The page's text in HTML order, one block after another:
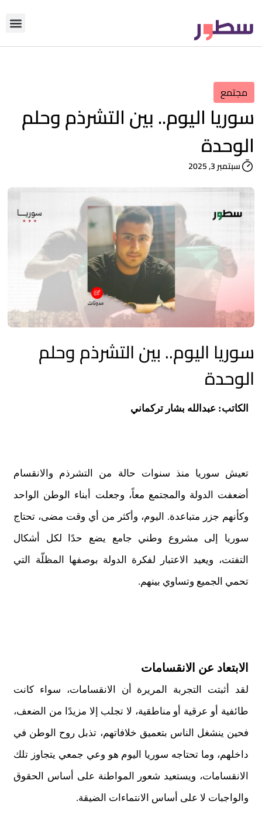
مجتمع
سوريا اليوم.. بين التشرذم وحلم
الوحدة
سبتمبر 3, 2025
سوريا اليوم.. بين التشرذم وحلم
الوحدة
الكاتب: عبدالله بشار تركماني
تعيش سوريا منذ سنوات حالة من التشرذم والانقسام
أضعفت الدولة والمجتمع معاً، وجعلت أبناء الوطن الواحد
وكأنهم جزر متباعدة. اليوم، وأكثر من أي وقت مضى، تحتاج
سوريا إلى مشروع وطني جامع يضع حدًا لكل أشكال
التفتت، ويعيد الاعتبار لفكرة الدولة بوصفها المظلّة التي
تحمي الجميع وتساوي بينهم.
الابتعاد عن الانقسامات
لقد أثبتت التجربة المريرة أن الانقسامات، سواء كانت
طائفية أو عرقية أو مناطقية، لا تجلب إلا مزيدًا من الضعف،
فحين ينشغل الناس بتعميق خلافاتهم، تذبل روح الوطن في
داخلهم، وما تحتاجه سوريا اليوم هو وعي جمعي يتجاوز تلك
الانقسامات، ويستعيد شعور المواطنة على أساس الحقوق
والواجبات لا على أساس الانتماءات الضيقة.